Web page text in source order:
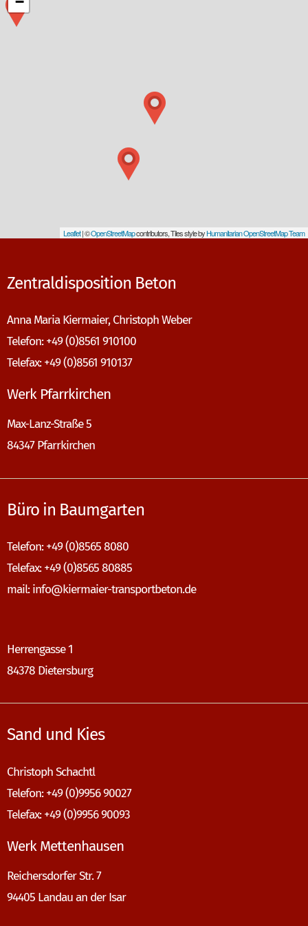
Leaflet| ©OpenStreetMapcontributors, Tiles style byHumanitarian OpenStreetMap Team
Zentraldisposition Beton
Anna Maria Kiermaier, Christoph Weber
Telefon: +49 (0)8561 910100
Telefax: +49 (0)8561 910137
Werk Pfarrkirchen
Max-Lanz-Straße 5
84347 Pfarrkirchen
Büro in Baumgarten
Telefon: +49 (0)8565 8080
Telefax: +49 (0)8565 80885
mail: info@kiermaier-transportbeton.de
Herrengasse 1
84378 Dietersburg
Sand und Kies
Christoph Schachtl
Telefon: +49 (0)9956 90027
Telefax: +49 (0)9956 90093
Werk Mettenhausen
Reichersdorfer Str. 7
94405 Landau an der Isar